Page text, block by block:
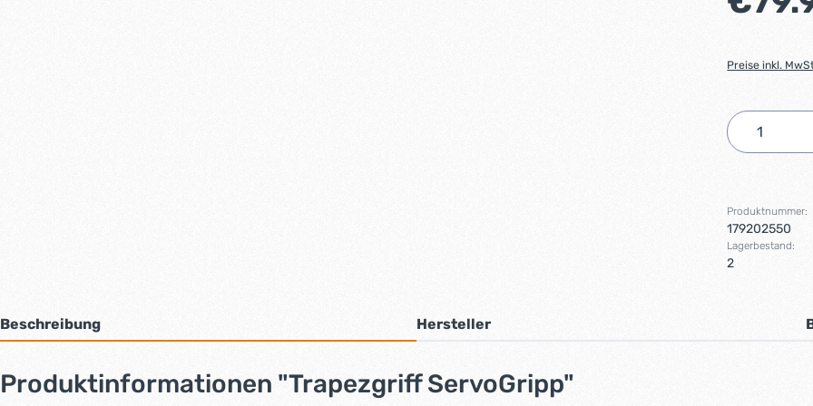
Preise inkl.
Produkt
Produktnummer:
179202550
Lagerbestand:
2
Beschreibung Hersteller
Produktinformationen "Trapezgriff ServoGripp"